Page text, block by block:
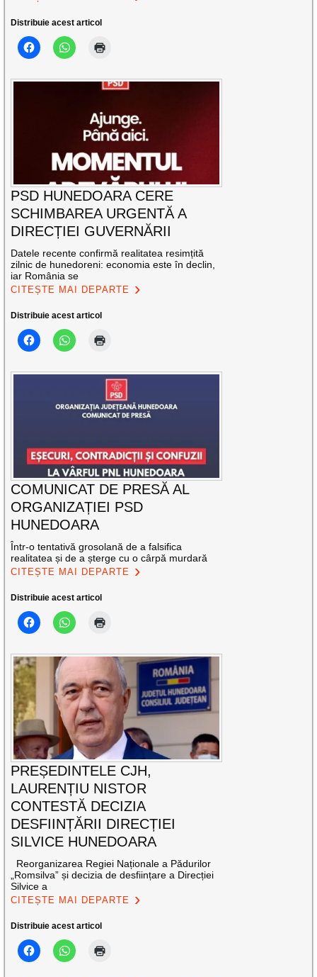
Distribuie acest articol
PSD HUNEDOARA CERE
SCHIMBAREA URGENTĂ A
DIRECȚIEI GUVERNĂRII
Datele recente confirmă realitatea resimțită
zilnic de hunedoreni: economia este în declin,
iar România se
CITEȘTE MAI DEPARTE
Distribuie acest articol
COMUNICAT DE PRESĂ AL
ORGANIZAȚIEI PSD
HUNEDOARA
Într-o tentativă grosolană de a falsifica
realitatea și de a șterge cu o cârpă murdară
CITEȘTE MAI DEPARTE
Distribuie acest articol
PREȘEDINTELE CJH,
LAURENȚIU NISTOR
CONTESTĂ DECIZIA
DESFIINȚĂRII DIRECȚIEI
SILVICE HUNEDOARA
Reorganizarea Regiei Naționale a Pădurilor
„Romsilva” și decizia de desființare a Direcției
Silvice a
CITEȘTE MAI DEPARTE
Distribuie acest articol